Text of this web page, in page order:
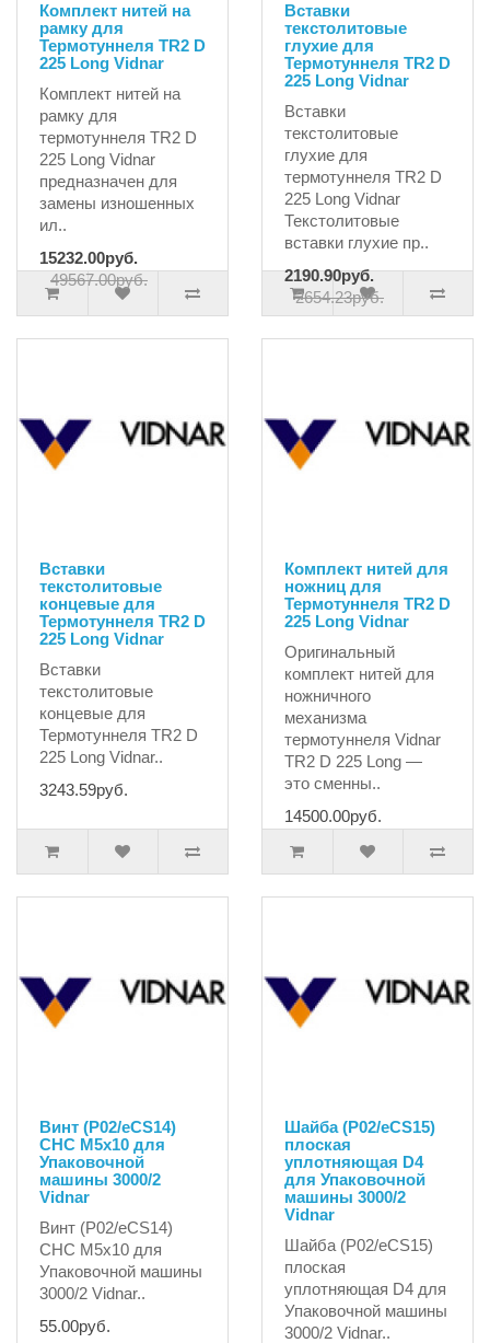
Комплект нитей на
рамку для
Термотуннеля TR2 D
225 Long Vidnar
Комплект нитей на
рамку для
термотуннеля TR2 D
225 Long Vidnar
предназначен для
замены изношенных
ил..
15232.00руб.
49567.00руб.
Вставки
текстолитовые
глухие для
Термотуннеля TR2 D
225 Long Vidnar
Вставки
текстолитовые
глухие для
термотуннеля TR2 D
225 Long Vidnar
Текстолитовые
вставки глухие пр..
2190.90руб.
2654.23руб.
Вставки
текстолитовые
концевые для
Термотуннеля TR2 D
225 Long Vidnar
Вставки
текстолитовые
концевые для
Термотуннеля TR2 D
225 Long Vidnar..
3243.59руб.
Комплект нитей для
ножниц для
Термотуннеля TR2 D
225 Long Vidnar
Оригинальный
комплект нитей для
ножничного
механизма
термотуннеля Vidnar
TR2 D 225 Long —
это сменны..
14500.00руб.
Винт (P02/eCS14)
CHC M5x10 для
Упаковочной
машины 3000/2
Vidnar
Винт (P02/eCS14)
CHC M5x10 для
Упаковочной машины
3000/2 Vidnar..
55.00руб.
Шайба (P02/eCS15)
плоская
уплотняющая D4
для Упаковочной
машины 3000/2
Vidnar
Шайба (P02/eCS15)
плоская
уплотняющая D4 для
Упаковочной машины
3000/2 Vidnar..